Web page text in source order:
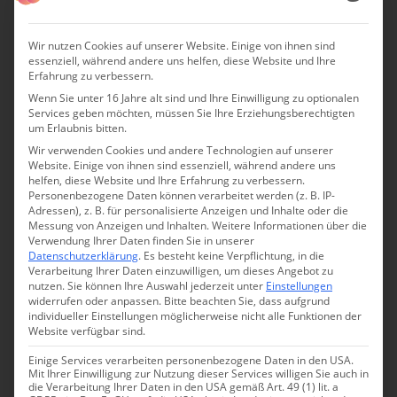
Das Schloss Duttenstein: Räumlichkeiten und
Gästezimmer
Das Interieur wurde von der Hausherrin sehr persönlich
gestaltet, jedes Zimmer ist anders und respektiert den
Wir nutzen Cookies auf unserer Website. Einige von ihnen sind
essenziell, während andere uns helfen, diese Website und Ihre
Erfahrung zu verbessern.
Wenn Sie unter 16 Jahre alt sind und Ihre Einwilligung zu optionalen
Services geben möchten, müssen Sie Ihre Erziehungsberechtigten
um Erlaubnis bitten.
Wir verwenden Cookies und andere Technologien auf unserer
Website. Einige von ihnen sind essenziell, während andere uns
helfen, diese Website und Ihre Erfahrung zu verbessern.
Personenbezogene Daten können verarbeitet werden (z. B. IP-
Adressen), z. B. für personalisierte Anzeigen und Inhalte oder die
Messung von Anzeigen und Inhalten.Weitere Informationen über die
Verwendung Ihrer Daten finden Sie in unserer
Datenschutzerklärung. Es besteht keine Verpflichtung, in die
Verarbeitung Ihrer Daten einzuwilligen, um dieses Angebot zu
nutzen.Sie können Ihre Auswahl jederzeit unter Einstellungen
widerrufen oder anpassen. Bitte beachten Sie, dass aufgrund
individueller Einstellungen möglicherweise nicht alle Funktionen der
Website verfügbar sind.
Einige Services verarbeiten personenbezogene Daten in den USA.
Mit Ihrer Einwilligung zur Nutzung dieser Services willigen Sie auch in
die Verarbeitung Ihrer Daten in den USA gemäß Art. 49 (1) lit. a